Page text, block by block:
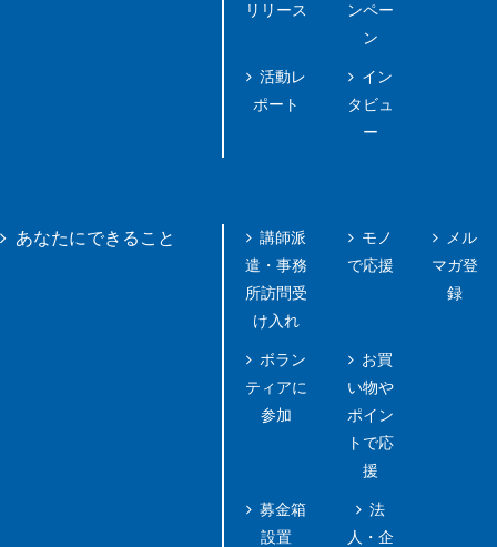
リリース
活動レ
ポート
ンペー
ン
イン
タビュ
ー
あなたにできること
講師派
遣・事務
所訪問受
け入れ
ボラン
ティアに
参加
募金箱
設置
モノ
で応援
お買
い物や
ポイン
トで応
援
法
人・企
メル
マガ登
録